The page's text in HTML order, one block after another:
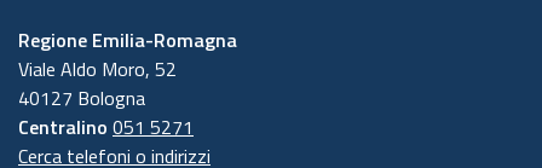
Regione Emilia-Romagna
Viale Aldo Moro, 52
40127 Bologna
Centralino 051 5271
Cerca telefoni o indirizzi